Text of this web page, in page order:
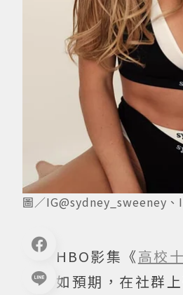
圖／IG@sydney_sweeney
HBO影集《高校
如預期，在社群